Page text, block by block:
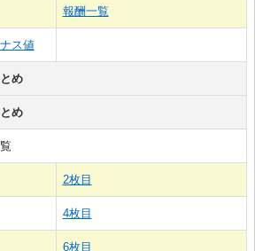
報酬一覧
ス値
め
め
2枚目
4枚目
6枚目